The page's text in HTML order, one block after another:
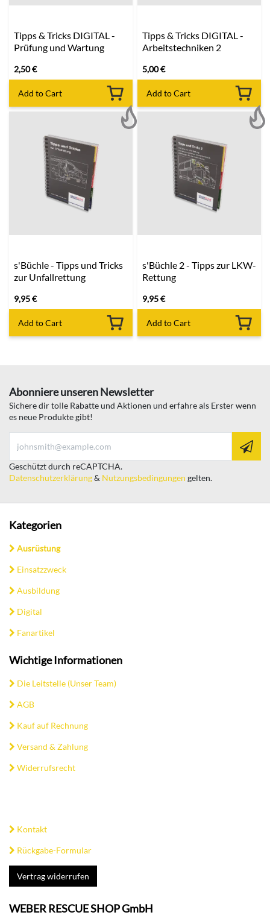
Tipps & Tricks DIGITAL -
Prüfung und Wartung
2,50€
Add to Cart
Tipps & Tricks DIGITAL -
Arbeitstechniken 2
5,00€
Add to Cart
s'Büchle - Tipps und Tricks
zur Unfallrettung
9,95€
Add to Cart
s'Büchle 2 - Tipps zur LKW-
Rettung
9,95€
Add to Cart
Abonniere unseren Newsletter
Sichere dir tolle Rabatte und Aktionen und erfahre als Erster wenn
es neue Produkte gibt!
Geschützt durch reCAPTCHA.
Datenschutzerklärung& Nutzungsbedingungen gelten.
Kategorien
Ausrüstung
Einsatzzweck
Ausbildung
Digital
Fanartikel
Wichtige Informationen
Die Leitstelle (Unser Team)
AGB
Kauf auf Rechnung
Versand & Zahlung
Widerrufsrecht
Kontakt
Rückgabe-Formular
Vertrag widerrufen
WEBER RESCUE SHOP GmbH